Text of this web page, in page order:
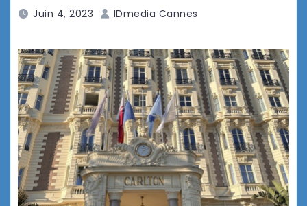
Juin 4, 2023 IDmedia Cannes